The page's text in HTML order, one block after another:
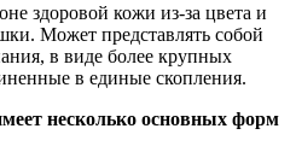
здоровой кожи из-за цвета и
Может представлять собой
в виде более крупных
в единые скопления.
несколько основных форм